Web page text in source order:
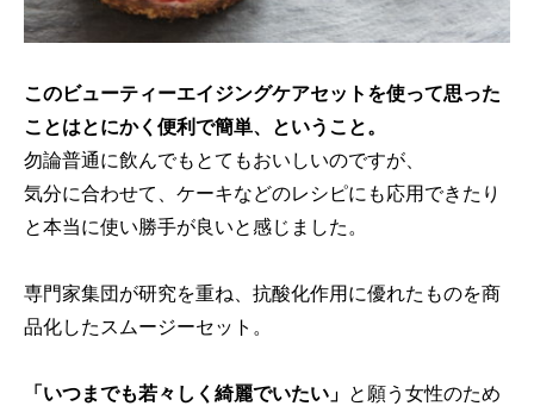
このビューティーエイジングケアセットを使って思った
ことはとにかく便利で簡単、ということ。
勿論普通に飲んでもとてもおいしいのですが、
気分に合わせて、ケーキなどのレシピにも応用できたり
と本当に使い勝手が良いと感じました。
専門家集団が研究を重ね、抗酸化作用に優れたものを商
品化したスムージーセット。
「いつまでも若々しく綺麗でいたい」 と願う女性のため